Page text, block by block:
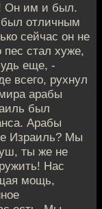
Он им и был.
отличным
сейчас он не
пес стал хуже,
еще, -
всего, рухнул
арабы
был
Арабы
Израиль? Мы
ты же не
Нас
мощь,